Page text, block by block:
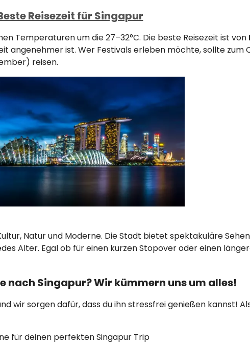
Reisezeit für Singapur
Temperaturen um die 27–32°C. Die beste Reisezeit ist von
angenehmer ist. Wer Festivals erleben möchte, sollte zum
reisen.
Natur und Moderne. Die Stadt bietet spektakuläre
Alter. Egal ob für einen kurzen Stopover oder einen
nach Singapur? Wir kümmern uns um alles!
wir sorgen dafür, dass du ihn stressfrei genießen kannst!
für deinen perfekten Singapur Trip